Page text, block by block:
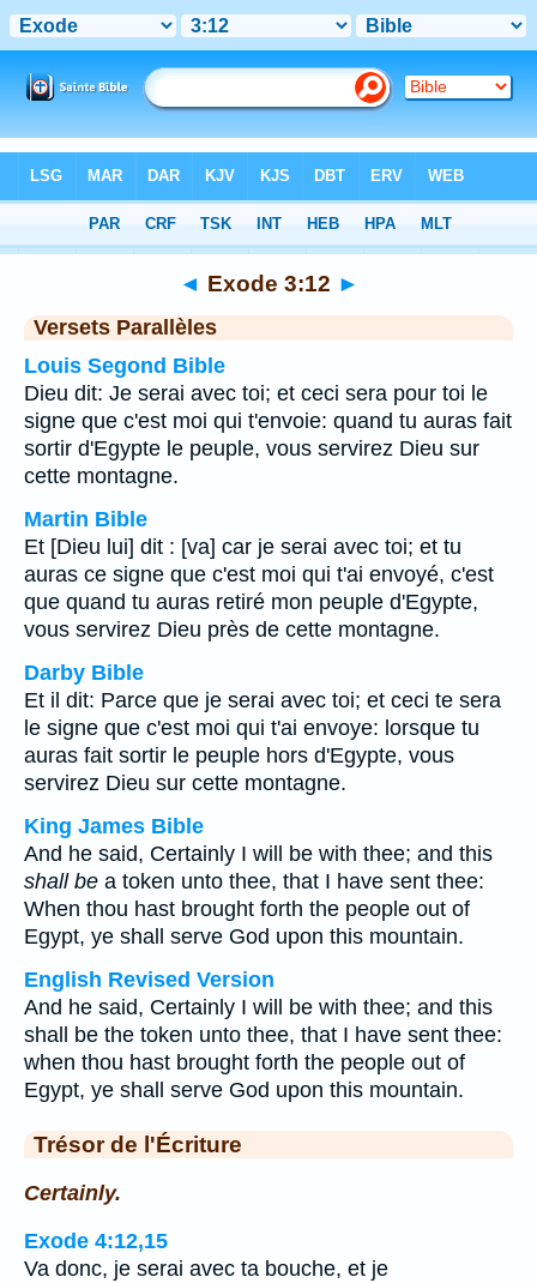
Chapitre 3> Verset 12
◄ Exode 3:12 ►
Versets Parallèles
Louis Segond Bible
Dieu dit: Je serai avec toi; et ceci sera pour toi le
signe que c'est moi qui t'envoie: quand tu auras fait
sortir d'Egypte le peuple, vous servirez Dieu sur
cette montagne.
Martin Bible
Et [Dieu lui] dit : [va] car je serai avec toi; et tu
auras ce signe que c'est moi qui t'ai envoyé, c'est
que quand tu auras retiré mon peuple d'Egypte,
vous servirez Dieu près de cette montagne.
Darby Bible
Et il dit: Parce que je serai avec toi; et ceci te sera
le signe que c'est moi qui t'ai envoye: lorsque tu
auras fait sortir le peuple hors d'Egypte, vous
servirez Dieu sur cette montagne.
King James Bible
And he said, Certainly I will be with thee; and this
shall be a token unto thee, that I have sent thee:
When thou hast brought forth the people out of
Egypt, ye shall serve God upon this mountain.
English Revised Version
And he said, Certainly I will be with thee; and this
shall be the token unto thee, that I have sent thee:
when thou hast brought forth the people out of
Egypt, ye shall serve God upon this mountain.
Trésor de l'Écriture
Certainly.
Exode 4:12,15
Va donc, je serai avec ta bouche, et je